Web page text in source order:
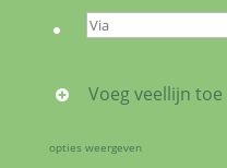
Voeg veellijn toe
opties weergeven